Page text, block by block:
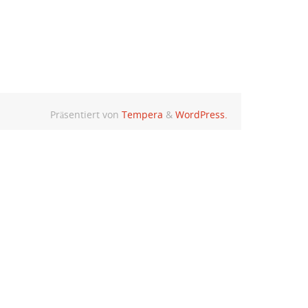
Präsentiert von Tempera & WordPress.